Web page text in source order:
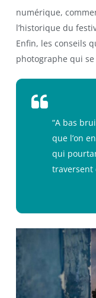
numérique,
l’historique du
Enfin, les conseils
photographe qui
“A bas
que l’on
qui
traversent